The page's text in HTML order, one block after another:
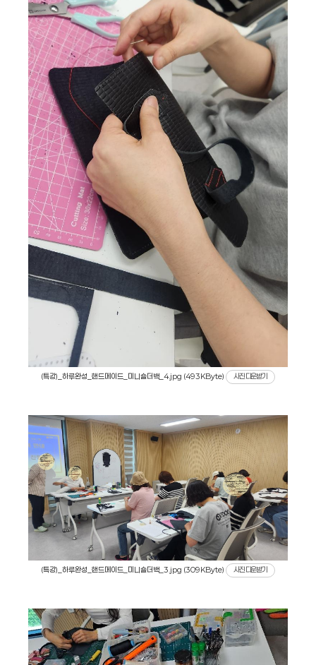
(특강)_하루완성_핸드메이드_미니숄더백_4.jpg (493KByte) 사진 다운받기
(특강)_하루완성_핸드메이드_미니숄더백_3.jpg (309KByte) 사진 다운받기